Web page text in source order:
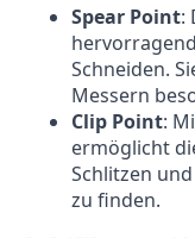
Spear Point:
Schneiden.
Messern
Clip Point:
ermöglicht
Schlitzen
zu finden.